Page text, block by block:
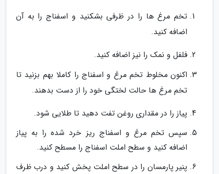
تخم مرغ ها را در ظرفی بشکنید و اسفناج را به آن
اضافه کنید.
فلفل و نمک را نیز اضافه کنید.
اکنون مخلوط تخم مرغ و اسفناج را کاملا بهم بزنید تا
تخم مرغ ها حالت لختگی خود را از دست بدهند.
پیاز را در مقداری روغن تفت دهید تا طلایی شود.
سپس تخم مرغ و اسفناج ریز خرد شده را به پیاز
اضافه کنید و سطح املت اسفناج را مسطح کنید.
پنیر پارمسان را در سطح املت پخش کنید و درب ظرف